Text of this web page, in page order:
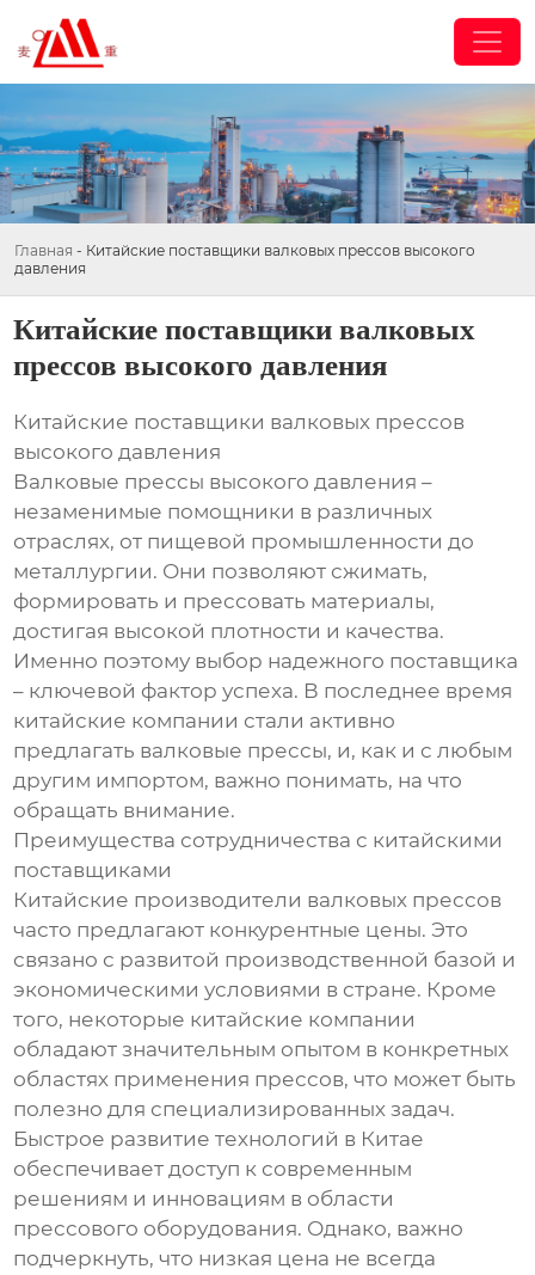
Главная - Китайские поставщики валковых прессов высокого
давления
Китайские поставщики валковых
прессов высокого давления
Китайские поставщики валковых прессов
высокого давления
Валковые прессы высокого давления –
незаменимые помощники в различных
отраслях, от пищевой промышленности до
металлургии. Они позволяют сжимать,
формировать и прессовать материалы,
достигая высокой плотности и качества.
Именно поэтому выбор надежного поставщика
– ключевой фактор успеха. В последнее время
китайские компании стали активно
предлагать валковые прессы, и, как и с любым
другим импортом, важно понимать, на что
обращать внимание.
Преимущества сотрудничества с китайскими
поставщиками
Китайские производители валковых прессов
часто предлагают конкурентные цены. Это
связано с развитой производственной базой и
экономическими условиями в стране. Кроме
того, некоторые китайские компании
обладают значительным опытом в конкретных
областях применения прессов, что может быть
полезно для специализированных задач.
Быстрое развитие технологий в Китае
обеспечивает доступ к современным
решениям и инновациям в области
прессового оборудования. Однако, важно
подчеркнуть, что низкая цена не всегда